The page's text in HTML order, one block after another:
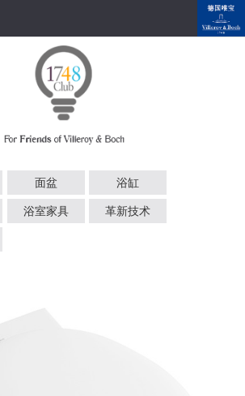
首页
经典产品
资料下载
面盆 浴缸
浴室家具 革新技术